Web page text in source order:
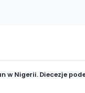
w Nigerii. Diecezje